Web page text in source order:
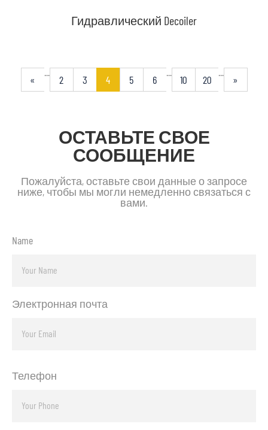
Гидравлический Decoiler
«
...
2 3 4 5 6
...
10 20
...
»
ОСТАВЬТЕ СВОЕ
СООБЩЕНИЕ
Пожалуйста, оставьте свои данные о запросе
ниже, чтобы мы могли немедленно связаться с
вами.
Name
Электронная почта
Телефон